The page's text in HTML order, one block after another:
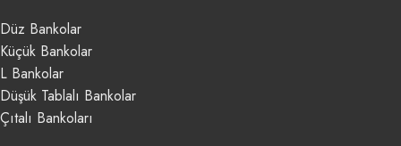
Düz Bankolar
Küçük Bankolar
L Bankolar
Düşük Tablalı Bankolar
Çıtalı Bankoları